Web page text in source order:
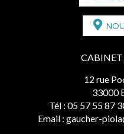
CABINET
12 rue
33000
Tél : 05 57 55 87
Email : gaucher-